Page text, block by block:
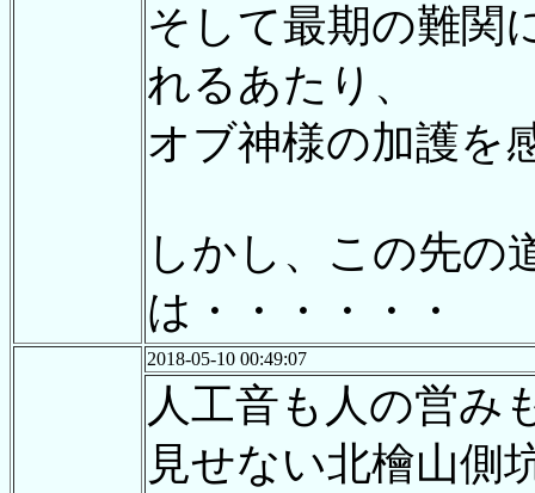
そして最期の難関
れるあたり、
オブ神様の加護を
しかし、この先の
は・・・・・・
2018-05-10 00:49:07
人工音も人の営み
見せない北檜山側